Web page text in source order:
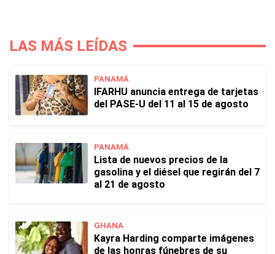
LAS MÁS LEÍDAS
PANAMÁ
IFARHU anuncia entrega de tarjetas
del PASE-U del 11 al 15 de agosto
PANAMÁ
Lista de nuevos precios de la
gasolina y el diésel que regirán del 7
al 21 de agosto
GHANA
Kayra Harding comparte imágenes
de las honras fúnebres de su